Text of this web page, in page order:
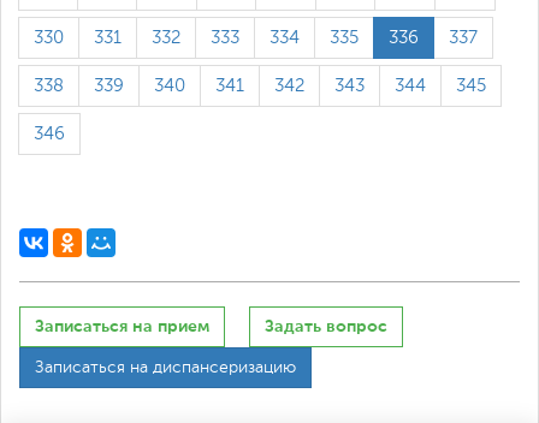
330 331 332 333 334 335 336 337
338 339 340 341 342 343 344 345
346
Записаться на прием Задать вопрос
Записаться на диспансеризацию